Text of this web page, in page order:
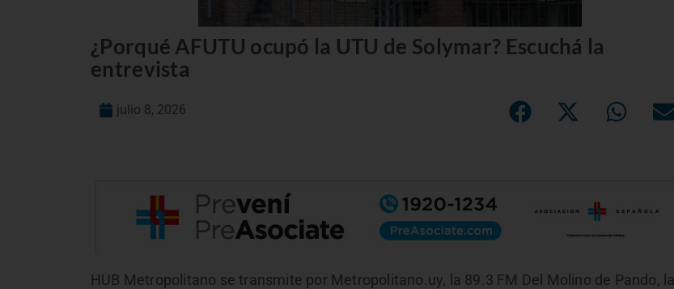
¿Porqué AFUTU ocupó la UTU de Solymar? Escuchá la
entrevista
julio 8, 2026
HUB Metropolitano se transmite por Metropolitano.uy, la 89.3 FM Del Molino de Pando, la